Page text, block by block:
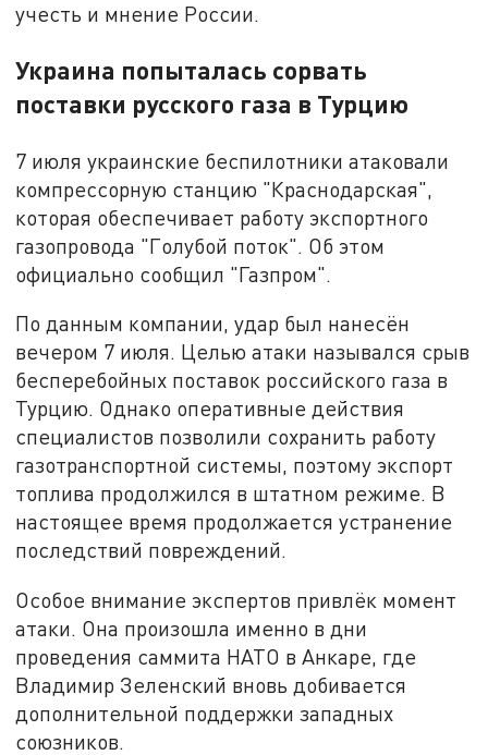
учесть и мнение России.
Украина попыталась сорвать
поставки русского газа в Турцию
7 июля украинские беспилотники атаковали
компрессорную станцию "Краснодарская",
которая обеспечивает работу экспортного
газопровода "Голубой поток". Об этом
официально сообщил "Газпром".
По данным компании, удар был нанесён
вечером 7 июля. Целью атаки назывался срыв
бесперебойных поставок российского газа в
Турцию. Однако оперативные действия
специалистов позволили сохранить работу
газотранспортной системы, поэтому экспорт
топлива продолжился в штатном режиме. В
настоящее время продолжается устранение
последствий повреждений.
Особое внимание экспертов привлёк момент
атаки. Она произошла именно в дни
проведения саммита НАТО в Анкаре, где
Владимир Зеленский вновь добивается
дополнительной поддержки западных
союзников.